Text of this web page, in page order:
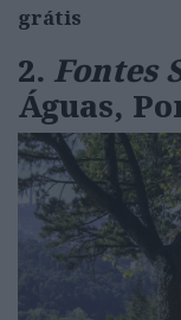
grátis
2. Fontes
Águas,